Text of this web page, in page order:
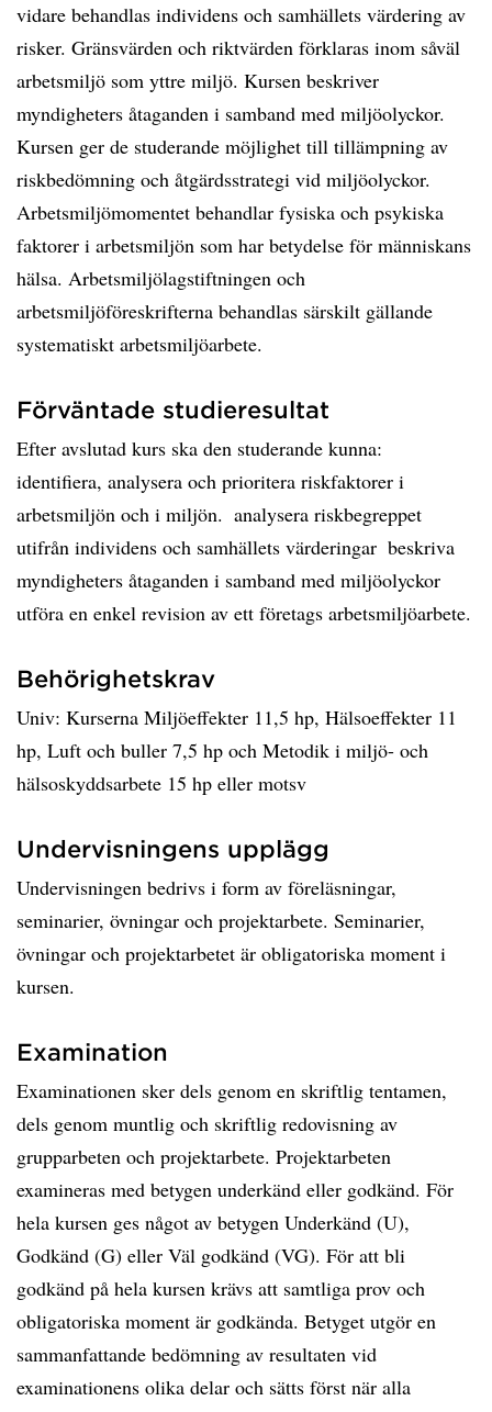
vidare behandlas individens och samhällets värdering av
risker. Gränsvärden och riktvärden förklaras inom såväl
arbetsmiljö som yttre miljö. Kursen beskriver
myndigheters åtaganden i samband med miljöolyckor.
Kursen ger de studerande möjlighet till tillämpning av
riskbedömning och åtgärdsstrategi vid miljöolyckor.
Arbetsmiljömomentet behandlar fysiska och psykiska
faktorer i arbetsmiljön som har betydelse för människans
hälsa. Arbetsmiljölagstiftningen och
arbetsmiljöföreskrifterna behandlas särskilt gällande
systematiskt arbetsmiljöarbete.
Förväntade studieresultat
Efter avslutad kurs ska den studerande kunna: 
identifiera, analysera och prioritera riskfaktorer i
arbetsmiljön och i miljön.  analysera riskbegreppet
utifrån individens och samhällets värderingar  beskriva
myndigheters åtaganden i samband med miljöolyckor 
utföra en enkel revision av ett företags arbetsmiljöarbete.
Behörighetskrav
Univ: Kurserna Miljöeffekter 11,5 hp, Hälsoeffekter 11
hp, Luft och buller 7,5 hp och Metodik i miljö- och
hälsoskyddsarbete 15 hp eller motsv
Undervisningens upplägg
Undervisningen bedrivs i form av föreläsningar,
seminarier, övningar och projektarbete. Seminarier,
övningar och projektarbetet är obligatoriska moment i
kursen.
Examination
Examinationen sker dels genom en skriftlig tentamen,
dels genom muntlig och skriftlig redovisning av
grupparbeten och projektarbete. Projektarbeten
examineras med betygen underkänd eller godkänd. För
hela kursen ges något av betygen Underkänd (U),
Godkänd (G) eller Väl godkänd (VG). För att bli
godkänd på hela kursen krävs att samtliga prov och
obligatoriska moment är godkända. Betyget utgör en
sammanfattande bedömning av resultaten vid
examinationens olika delar och sätts först när alla